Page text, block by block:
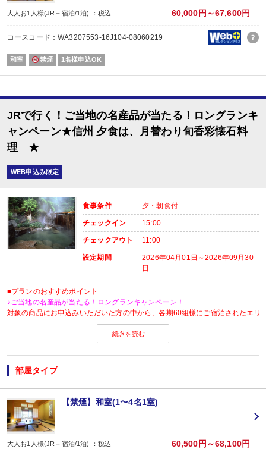
・誕生日又は賀寿の方はケーキと記念写真付。結婚記念日の方はリキュール酒
【2名1室でご利用の場合】 おとな1名＋こどもA/B1名OK♪
2名1室ご利用の場合、
おとな1名＋こども1名ご利用でも、お子様はこども代金でOK♪
■夕食
場所:
レストラン（鹿鳴又は白雲）
内容:
レストラン（鹿鳴又は白雲）
大人お1人様(JR＋宿泊/1泊) ：税込 60,000円～67,600円
コースコード：WA3207553-16J104-08060219
和室 禁煙 1名様申込OK
JRで行く！ご当地の名産品が当たる！ロングランキ
ャンペーン★信州 夕食は、月替わり旬香彩懐石料
理 ★
WEB申込み限定
食事条件 夕・朝食付
チェックイン 15:00
チェックアウト 11:00
設定期間
2026年04月01日～2026年09月30
日
■プランのおすすめポイント
♪ご当地の名産品が当たる！ロングランキャンペーン！
対象の商品にお申込みいただいた方の中から、各期60組様にご宿泊されたエリ
※当選した方には各期終了後の翌月中旬頃にメールにてご連絡いたします。
当選した場合は、ご当地名産品発送のため、お客様の氏名・住所・電話番号
ご当地名産品発送以外の目的では使用いたしません。
※「＠nta.co.jp」よりメールをお送りいたしますので、ドメイン受信設定を
※
ご当地名産品キャンペーンサイト 詳しくはこちら
【おたのしみメニュー】
・貸切風呂45分1,000円でご利用ＯＫ（通常45分2,000円／チェックイン時先
・屋内プールご利用ＯＫ（通年）
・誕生日又は賀寿の方はケーキと記念写真付。結婚記念日の方はリキュール酒
※記念日前後二週間が宿泊期間中に含まれる場合に限ります。証明できるも
※予約条件入力の画面でチェックを入れて下さい。
続きを読む
部屋タイプ
【禁煙】和室(1〜4名1室)
大人お1人様(JR＋宿泊/1泊) ：税込 60,500円～68,100円